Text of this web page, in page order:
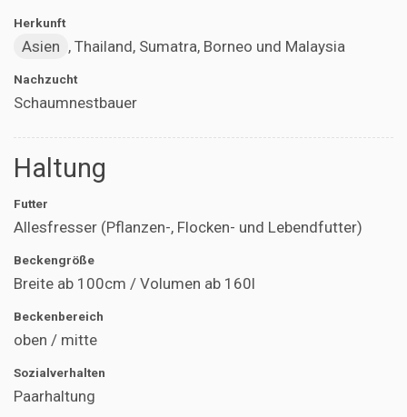
Herkunft
Asien , Thailand, Sumatra, Borneo und Malaysia
Nachzucht
Schaumnestbauer
Haltung
Futter
Allesfresser (Pflanzen-, Flocken- und Lebendfutter)
Beckengröße
Breite ab 100cm / Volumen ab 160l
Beckenbereich
oben / mitte
Sozialverhalten
Paarhaltung